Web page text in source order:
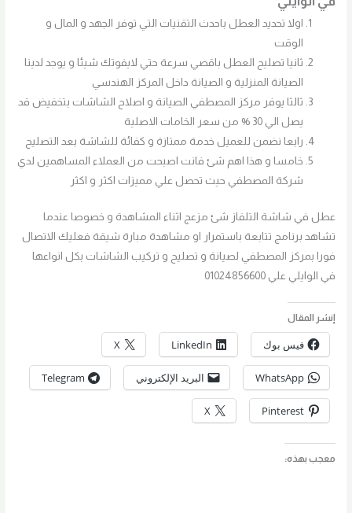
اولا تحديد العطل باحدث التقنيات التي توفر الجهد و المال و
الوقت
ثانيا تصليح العطل باقصي سرعة حتي لايفوتك شيئا و يوجد لدينا
الصيانة المنزلية و الصيانة داخل المركز الهندسي
ثالثا يوفر مركز المصطفي الصيانة و اصلاح الشاشات بتخفيض قد
يصل الي 30 % من سعر الخامات الاصلية
رابعا نضمن للعميل خدمة ممتازة و كفائة للشاشة بعد التصليح
خامسا و هذا اهم شئ فانت اصبحت من العملاء المساهمين لدي
شركة المصطفي حيث تحصل علي مميزات اكثر و اكثر
عطل في شاشة التلفاز شئ مزعج اثناء المشاهدة و خصوصا عندما
تشاهد برنامج تتابعة باستمرار او مشاهدة مبارة شيقة فعليك الاتصال
فورا بمركز المصطفي لصيانة و تصليح و تركيب الشاشات بكل انواعها
في الوايلي علي 01024856600
إنشر المقال
فيس بوك LinkedIn
X
WhatsApp البريد الإلكتروني Telegram
Pinterest
X
معجب بهذه: